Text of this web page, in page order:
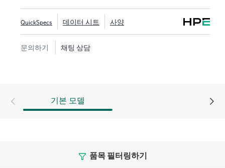
QuickSpecs 데이터 시트 사양
문의하기 채팅 상담
기본 모델
품목 필터링하기